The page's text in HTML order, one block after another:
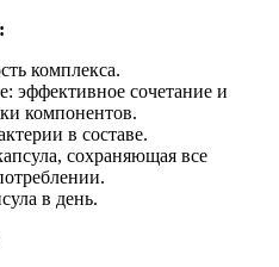
комплекса.
эффективное сочетание и
компонентов.
в составе.
сохраняющая все
в день.